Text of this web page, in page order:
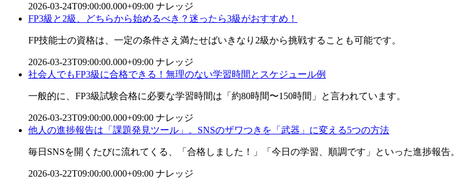
2026-03-24T09:00:00.000+09:00 ナレッジ
FP3級と2級、どちらから始めるべき？迷ったら3級がおすすめ！
FP技能士の資格は、一定の条件さえ満たせばいきなり2級から挑戦することも可能です。
2026-03-23T09:00:00.000+09:00 ナレッジ
社会人でもFP3級に合格できる！無理のない学習時間とスケジュール例
一般的に、FP3級試験合格に必要な学習時間は「約80時間〜150時間」と言われています。
2026-03-23T09:00:00.000+09:00 ナレッジ
他人の進捗報告は「課題発見ツール」。SNSのザワつきを「武器」に変える5つの方法
毎日SNSを開くたびに流れてくる、「合格しました！」「今日の学習、順調です」といった進捗報告
2026-03-22T09:00:00.000+09:00 ナレッジ